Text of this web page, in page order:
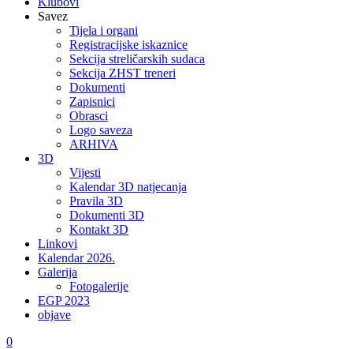
Savez
Tijela i organi
Registracijske iskaznice
Sekcija streličarskih sudaca
Sekcija ZHST treneri
Dokumenti
Zapisnici
Obrasci
Logo saveza
ARHIVA
3D
Vijesti
Kalendar 3D natjecanja
Pravila 3D
Dokumenti 3D
Kontakt 3D
Linkovi
Kalendar 2026.
Galerija
Fotogalerije
EGP 2023
objave
0